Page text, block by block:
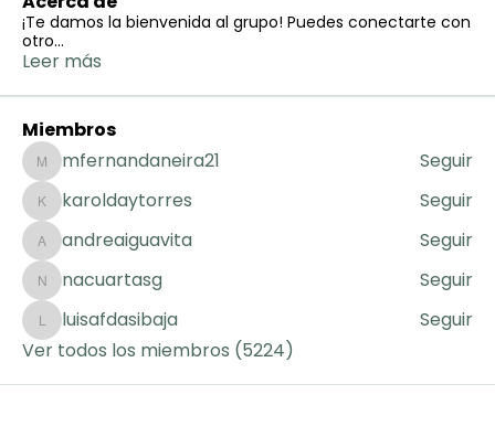
¡Te damos la bienvenida al grupo! Puedes conectarte con
otro...
Leer más
Miembros
mfernandaneira21
mfernandaneira21 Seguir
karoldaytorres
karoldaytorres Seguir
andreaiguavita
andreaiguavita Seguir
nacuartasg
nacuartasg Seguir
luisafdasibaja
luisafdasibaja
Seguir
Ver todos los miembros (5224)